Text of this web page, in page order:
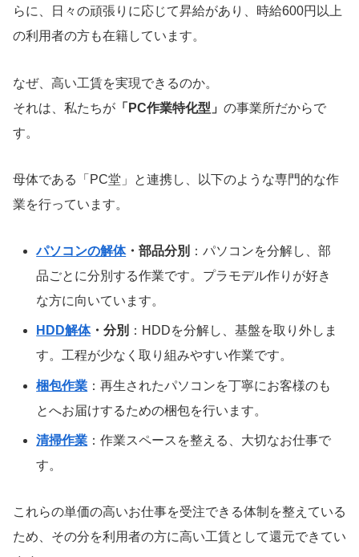
らに、日々の頑張りに応じて昇給があり、時給600円以上
の利用者の方も在籍しています。
なぜ、高い工賃を実現できるのか。
それは、私たちが 「PC作業特化型」 の事業所だからで
す。
母体である「PC堂」と連携し、以下のような専門的な作
業を行っています。
パソコンの解体・部品分別 ：パソコンを分解し、部
品ごとに分別する作業です。プラモデル作りが好き
な方に向いています。
HDD解体・分別 ：HDDを分解し、基盤を取り外しま
す。工程が少なく取り組みやすい作業です。
梱包作業 ：再生されたパソコンを丁寧にお客様のも
とへお届けするための梱包を行います。
清掃作業 ：作業スペースを整える、大切なお仕事で
す。
これらの単価の高いお仕事を受注できる体制を整えている
ため、その分を利用者の方に高い工賃として還元できてい